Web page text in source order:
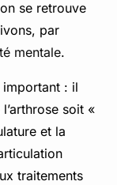
se retrouve
par
mentale.
important : il
soit «
et la
traitements